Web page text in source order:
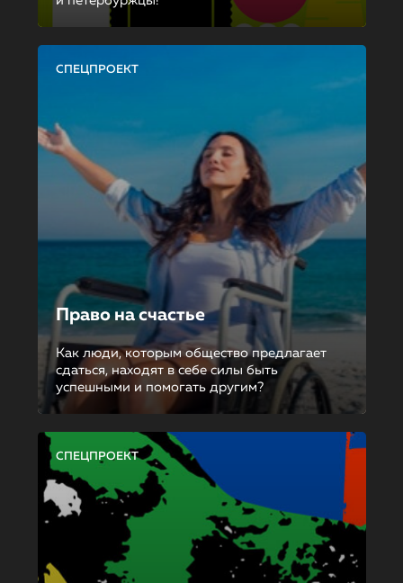
СПЕЦПРОЕКТ
Право на счастье
Как люди, которым общество предлагает
сдаться, находят в себе силы быть
успешными и помогать другим?
СПЕЦПРОЕКТ